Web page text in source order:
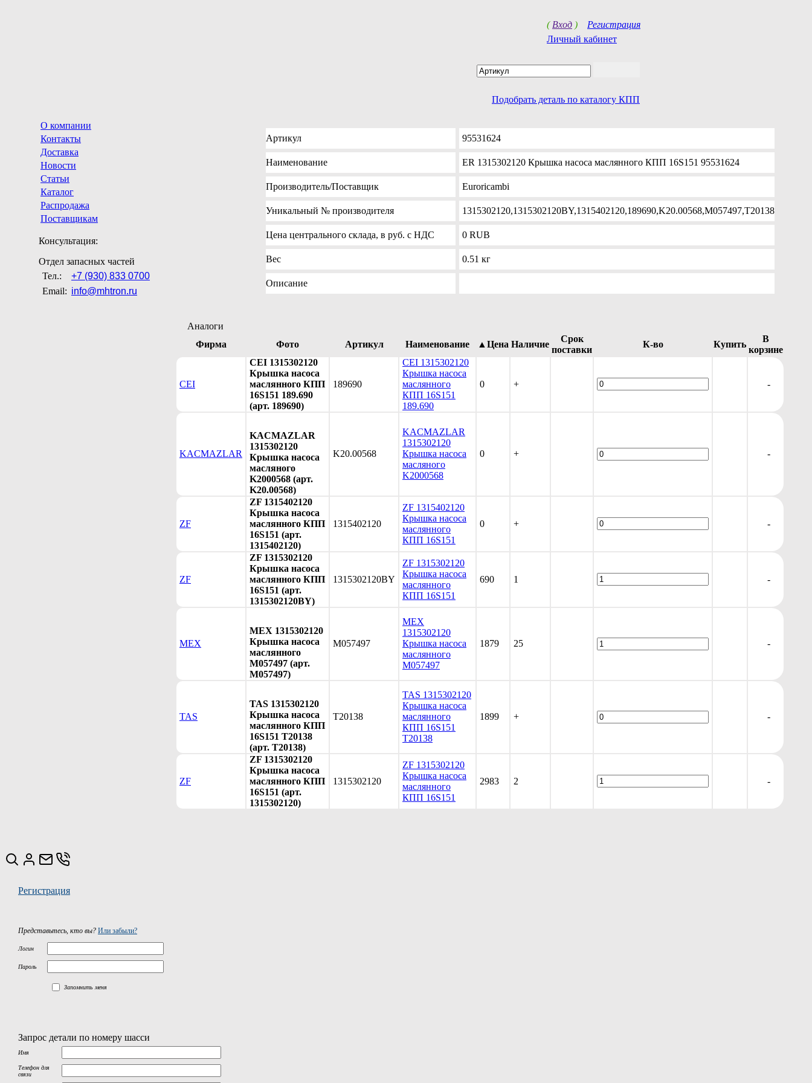
( Вход ) Регистрация
Личный кабинет
Подобрать деталь по каталогу КПП
О компании
Контакты
Доставка
Новости
Статьи
Каталог
Распродажа
Поставщикам
Консультация:
Отдел запасных частей
Тел.:
+7 (930) 833 0700
Email: info@mhtron.ru
Артикул 95531624
Наименование ER 1315302120 Крышка насоса маслянного КПП 16S151 95531624
Производитель/Поставщик Euroricambi
Уникальный № производителя 1315302120,1315302120BY,1315402120,189690,K20.00568,M057497,T20138
Цена центрального склада, в руб. с НДС 0 RUB
Вес 0.51 кг
Описание
Аналоги
Фирма
Фото Артикул Наименование ▲Цена Наличие
Срок
поставки
К-во Купить
В
корзине
CEI
CEI 1315302120
Крышка насоса
маслянного КПП
16S151 189.690
(арт. 189690)
189690
CEI 1315302120
Крышка насоса
маслянного
КПП 16S151
189.690
0 + -
KACMAZLAR
KACMAZLAR
1315302120
Крышка насоса
масляного
K2000568 (арт.
K20.00568)
K20.00568
KACMAZLAR
1315302120
Крышка насоса
масляного
K2000568
0 + -
ZF
ZF 1315402120
Крышка насоса
маслянного КПП
16S151 (арт.
1315402120)
1315402120
ZF 1315402120
Крышка насоса
маслянного
КПП 16S151
0 + -
ZF
ZF 1315302120
Крышка насоса
маслянного КПП
16S151 (арт.
1315302120BY)
1315302120BY
ZF 1315302120
Крышка насоса
маслянного
КПП 16S151
690 1 -
MEX
MEX 1315302120
Крышка насоса
маслянного
M057497 (арт.
M057497)
M057497
MEX
1315302120
Крышка насоса
маслянного
M057497
1879 25 -
TAS
TAS 1315302120
Крышка насоса
маслянного КПП
16S151 T20138
(арт. T20138)
T20138
TAS 1315302120
Крышка насоса
маслянного
КПП 16S151
T20138
1899 + -
ZF
ZF 1315302120
Крышка насоса
маслянного КПП
16S151 (арт.
1315302120)
1315302120
ZF 1315302120
Крышка насоса
маслянного
КПП 16S151
2983 2 -
Регистрация
Представьтесь, кто вы? Или забыли?
Логин
Пароль
Запомнить меня
Запрос детали по номеру шасси
Имя
Телефон для
связи